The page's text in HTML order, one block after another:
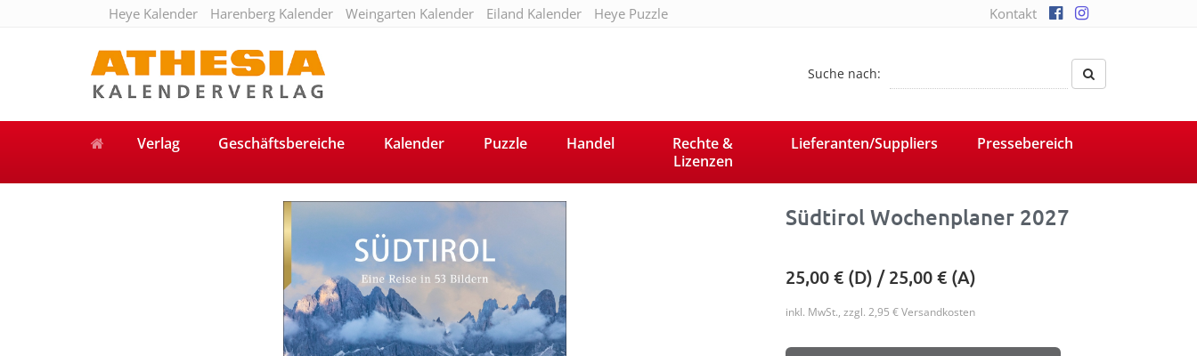
Heye Kalender Harenberg Kalender Weingarten Kalender Eiland Kalender Heye Puzzle Kontakt
Suche nach:
Verlag Geschäftsbereiche Kalender Puzzle Handel
Rechte &
Lizenzen
Lieferanten/Suppliers Pressebereich
Südtirol Wochenplaner 2027
25,00€ (D) /25,00€ (A)
inkl. MwSt., zzgl. 2,95 € Versandkosten